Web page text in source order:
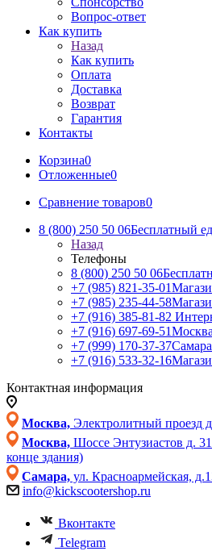
Вопрос-ответ
Как купить
Назад
Как купить
Оплата
Доставка
Возврат
Гарантия
Контакты
Корзина0
Отложенные0
Сравнение товаров0
8 (800) 250 50 06Бесплатный
Назад
Телефоны
8 (800) 250 50 06
+7 (985) 821-35-01
+7 (985) 235-44-58
+7 (916) 385-81-82
+7 (916) 697-69-51
+7 (999) 170-37-37
+7 (916) 533-32-16
Контактная информация
Москва, Электролитный проезд
Москва, Шоссе Энтузиастов д.
конце здания)
Самара, ул. Красноармейская,
info@kickscootershop.ru
Вконтакте
Telegram